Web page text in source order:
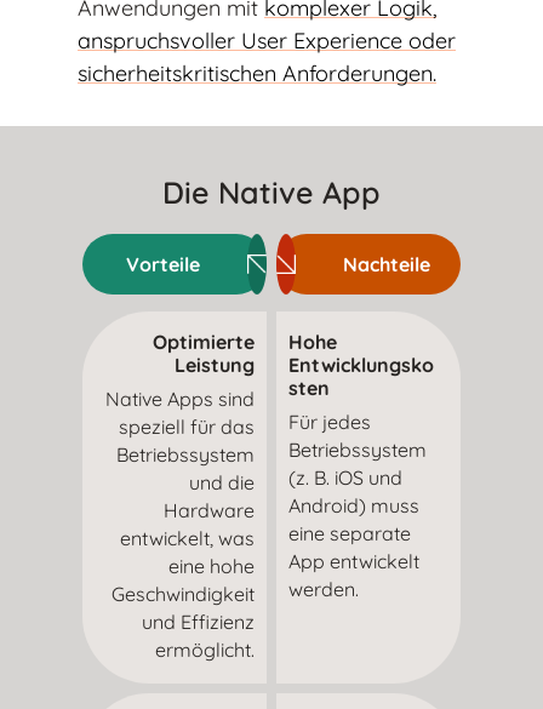
Anwendungen mit komplexer Logik,
anspruchsvoller User Experience oder
sicherheitskritischen Anforderungen.
Die Native App
Vorteile Nachteile
Optimierte
Leistung
Native Apps sind
speziell für das
Betriebssystem
und die
Hardware
entwickelt, was
eine hohe
Geschwindigkeit
und Effizienz
ermöglicht.
Hohe
Entwicklungsko
sten
Für jedes
Betriebssystem
(z. B. iOS und
Android) muss
eine separate
App entwickelt
werden.